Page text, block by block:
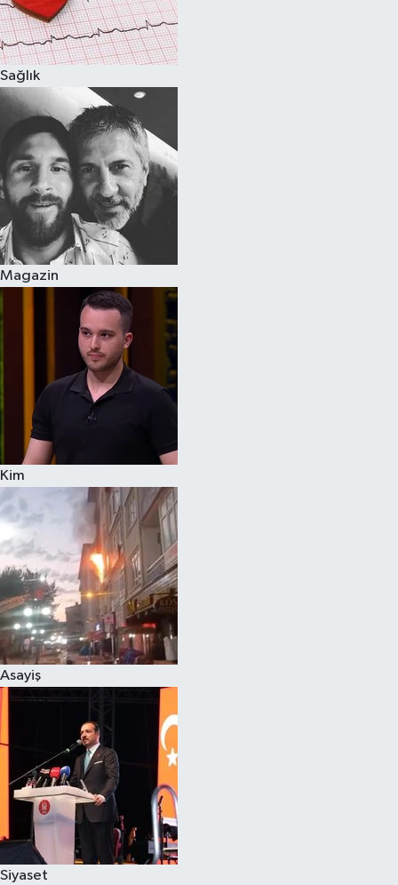
Sağlık
Magazin
Kim
Asayiş
Siyaset
Spor
Çocuk
Eğitim
Hava Durumu
Kadın
Kim kimdir?
Kültür Sanat
Sağlık
Siyaset
Teknoloji
Televizyon
Yaşam-Çevre